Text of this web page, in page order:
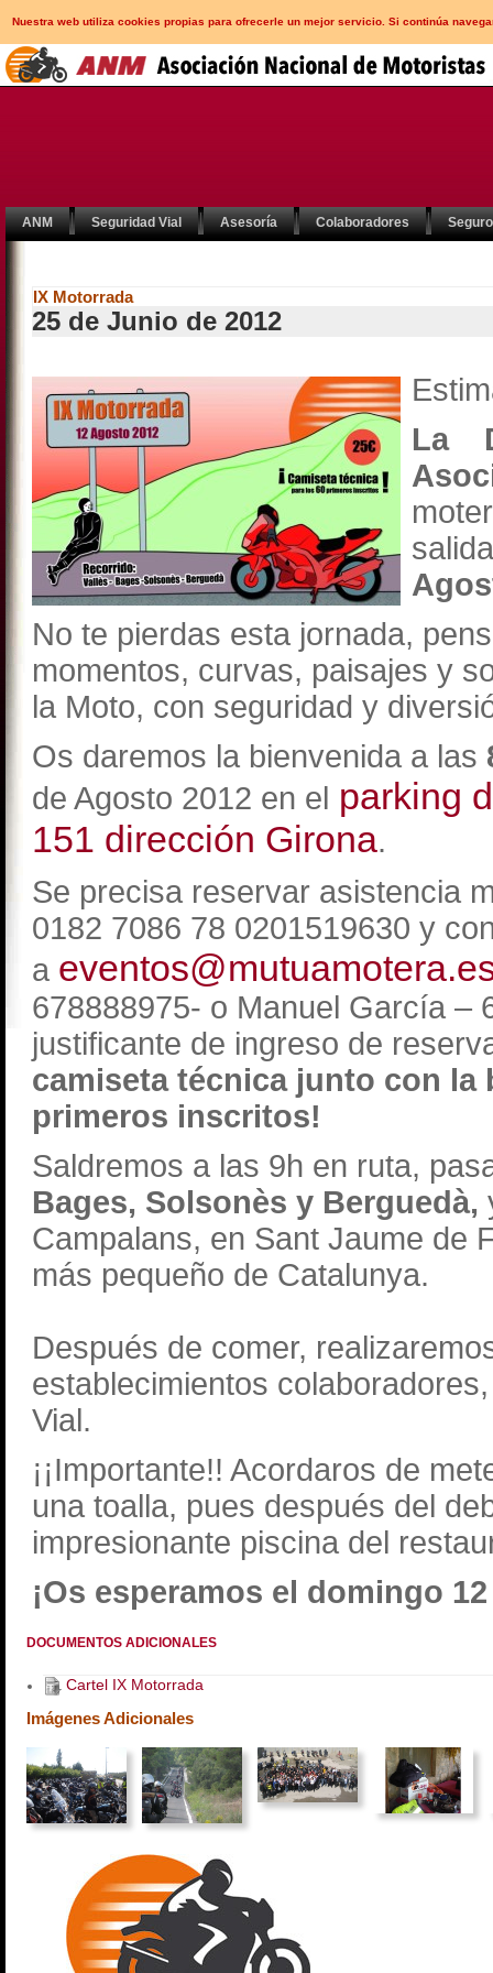
Nuestra web utiliza cookies propias para ofrecerle un mejor servicio. Si continúa
ANM Seguridad Vial Asesoría Colaboradores
IX Motorrada
25 de Junio de 2012
La
No te pierdas esta jornada,
momentos, curvas, paisajes y
la Moto, con seguridad y
Os daremos la bienvenida a las
de Agosto 2012 en el parking
151 dirección Girona.
Se precisa reservar asistencia
0182 7086 78 0201519630 y
a
678888975- o Manuel García –
justificante de ingreso de
camiseta técnica junto con la
primeros inscritos!
Saldremos a las 9h en ruta,
Bages, Solsonès y Berguedà,
Campalans, en Sant Jaume de
más pequeño de Catalunya.
Después de comer,
establecimientos
Vial.
¡¡Importante!! Acordaros de
una toalla, pues después del
impresionante piscina del
¡Os esperamos el domingo
DOCUMENTOS ADICIONALES
Cartel IX Motorrada
Imágenes Adicionales